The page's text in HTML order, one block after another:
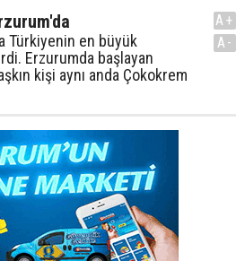
Türkiyenin en büyük
Erzurumda başlayan
kişi aynı anda Çokokrem
A+
A-